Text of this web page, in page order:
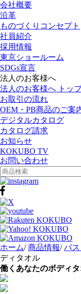
会社概要
沿革
ものづくりコンセプト
社員紹介
採用情報
東京ショールーム
SDGs宣言
法人のお客様へ
法人のお客様へ トッ
お取引の流れ
OEM・PB商品のご案
デジタルカタログ
カタログ請求
お知らせ
KOKUBO TV
お問い合わせ
ホーム/ 商品情報/ バ
ディタオル
働くあなたのボディ